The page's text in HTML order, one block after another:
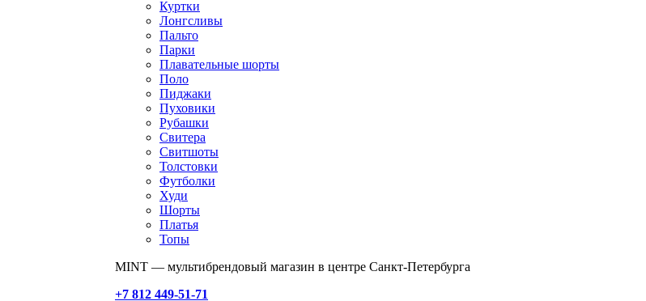
Куртки
Лонгсливы
Пальто
Парки
Плавательные шорты
Поло
Пиджаки
Пуховики
Рубашки
Свитера
Свитшоты
Толстовки
Футболки
Худи
Шорты
Платья
Топы
MINT — мультибрендовый магазин в центре Санкт-Петербурга
+7 812 449-51-71